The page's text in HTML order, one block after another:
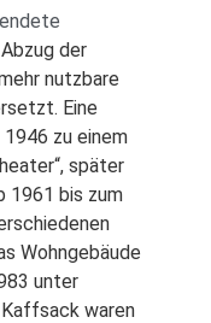
der
nutzbare
Eine
zu einem
später
1961 bis zum
Wohngebäude
unter
Kaffsack waren